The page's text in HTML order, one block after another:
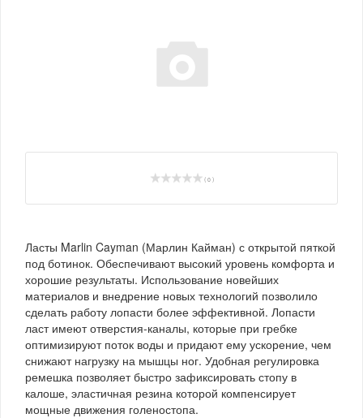
( 0 )
Ласты Marlin Cayman (Марлин Кайман) с открытой пяткой
под ботинок. Обеспечивают высокий уровень комфорта и
хорошие результаты. Использование новейших
материалов и внедрение новых технологий позволило
сделать работу лопасти более эффективной. Лопасти
ласт имеют отверстия-каналы, которые при гребке
оптимизируют поток воды и придают ему ускорение, чем
снижают нагрузку на мышцы ног. Удобная регулировка
ремешка позволяет быстро зафиксировать стопу в
калоше, эластичная резина которой компенсирует
мощные движения голеностопа.